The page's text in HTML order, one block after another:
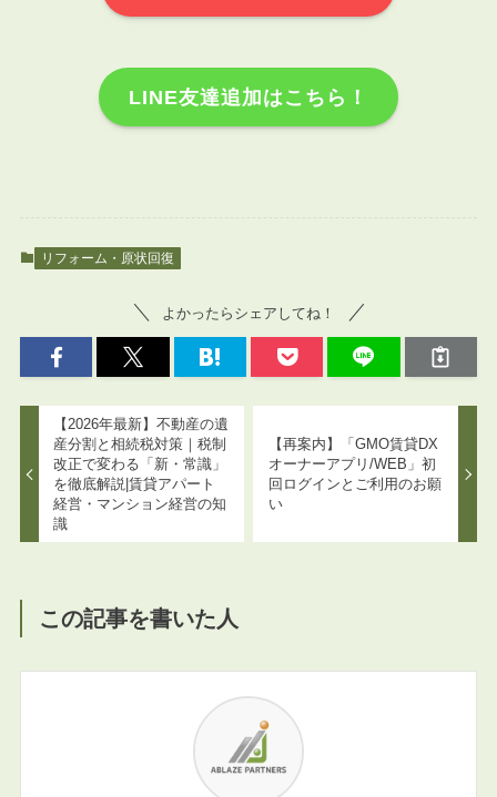
LINE友達追加はこちら！
リフォーム・原状回復
よかったらシェアしてね！
【2026年最新】不動産の遺
産分割と相続税対策｜税制
改正で変わる「新・常識」
を徹底解説|賃貸アパート
経営・マンション経営の知
識
【再案内】「GMO賃貸DX
オーナーアプリ/WEB」初
回ログインとご利用のお願
い
この記事を書いた人